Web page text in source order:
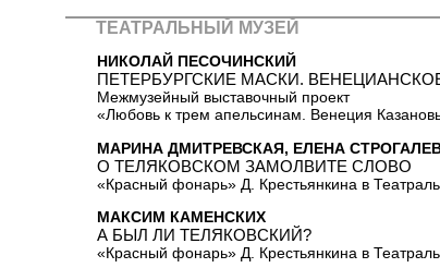
ТЕАТРАЛЬНЫЙ МУЗЕЙ
НИКОЛАЙ ПЕСОЧИНСКИЙ
ПЕТЕРБУРГСКИЕ МАСКИ.
Межмузейный выставочный проект
«Любовь к трем апельсинам. Венеция
МАРИНА ДМИТРЕВСКАЯ, ЕЛЕНА
О ТЕЛЯКОВСКОМ ЗАМОЛВИТЕ СЛОВО
«Красный фонарь» Д. Крестьянкина в
МАКСИМ КАМЕНСКИХ
А БЫЛ ЛИ ТЕЛЯКОВСКИЙ?
«Красный фонарь» Д. Крестьянкина в